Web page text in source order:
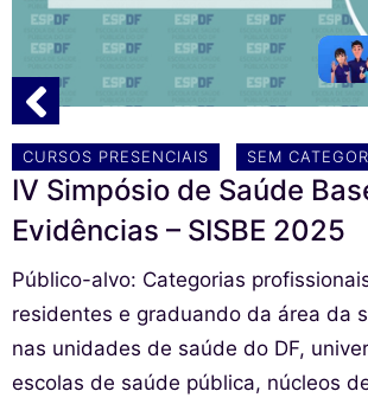
CURSOS PRESENCIAIS SEM
IV Simpósio de Saúde
Evidências – SISBE 2025
Público-alvo: Categorias
residentes e graduando da área da
nas unidades de saúde do DF,
escolas de saúde pública, núcleos